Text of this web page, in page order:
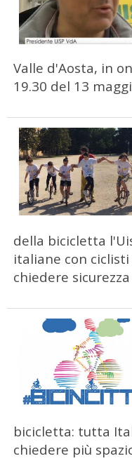
Valle d'Aosta, in
19.30 del 13
della bicicletta
italiane con
chiedere
bicicletta: tutta
chiedere più